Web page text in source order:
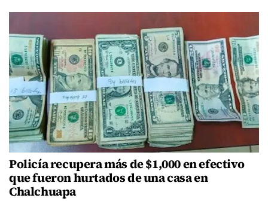
Policía recupera más de $1,000 en efectivo
que fueron hurtados de una casa en
Chalchuapa